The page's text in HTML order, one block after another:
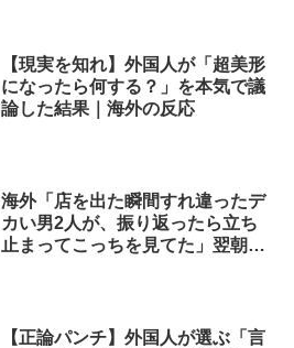
【現実を知れ】外国人が「超美形
になったら何する？」を本気で議
論した結果｜海外の反応
海外「店を出た瞬間すれ違ったデ
カい男2人が、振り返ったら立ち
止まってこっちを見てた」翌朝の
【正論パンチ】外国人が選ぶ「言